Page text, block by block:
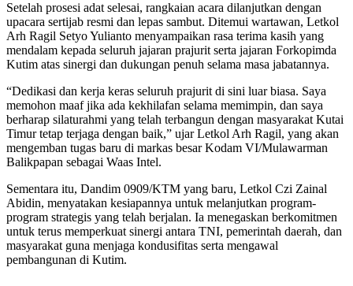
Setelah prosesi adat selesai, rangkaian acara dilanjutkan dengan
upacara sertijab resmi dan lepas sambut. Ditemui wartawan, Letkol
Arh Ragil Setyo Yulianto menyampaikan rasa terima kasih yang
mendalam kepada seluruh jajaran prajurit serta jajaran Forkopimda
Kutim atas sinergi dan dukungan penuh selama masa jabatannya.
“Dedikasi dan kerja keras seluruh prajurit di sini luar biasa. Saya
memohon maaf jika ada kekhilafan selama memimpin, dan saya
berharap silaturahmi yang telah terbangun dengan masyarakat Kutai
Timur tetap terjaga dengan baik,” ujar Letkol Arh Ragil, yang akan
mengemban tugas baru di markas besar Kodam VI/Mulawarman
Balikpapan sebagai Waas Intel.
Sementara itu, Dandim 0909/KTM yang baru, Letkol Czi Zainal
Abidin, menyatakan kesiapannya untuk melanjutkan program-
program strategis yang telah berjalan. Ia menegaskan berkomitmen
untuk terus memperkuat sinergi antara TNI, pemerintah daerah, dan
masyarakat guna menjaga kondusifitas serta mengawal
pembangunan di Kutim.